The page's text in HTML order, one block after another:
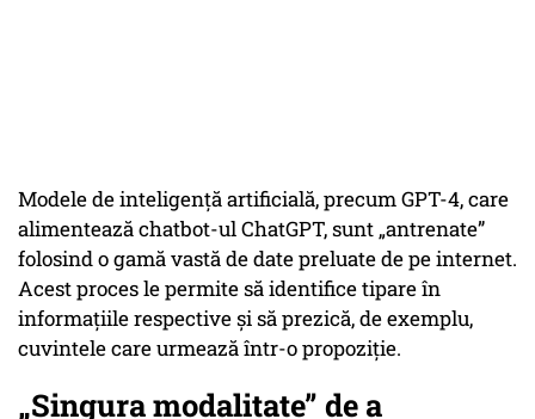
Modele de inteligență artificială, precum GPT-4, care
alimentează chatbot-ul ChatGPT, sunt „antrenate”
folosind o gamă vastă de date preluate de pe internet.
Acest proces le permite să identifice tipare în
informațiile respective și să prezică, de exemplu,
cuvintele care urmează într-o propoziție.
„Singura modalitate” de a